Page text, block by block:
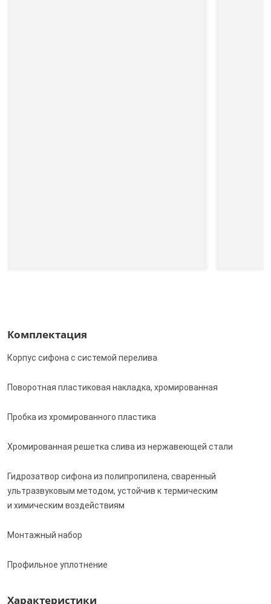
Комплектация
Корпус сифона с системой перелива
Поворотная пластиковая накладка, хромированная
Пробка из хромированного пластика
Хромированная решетка слива из нержавеющей стали
Гидрозатвор сифона из полипропилена, сваренный
ультразвуковым методом, устойчив к термическим
и химическим воздействиям
Монтажный набор
Профильное уплотнение
Характеристики